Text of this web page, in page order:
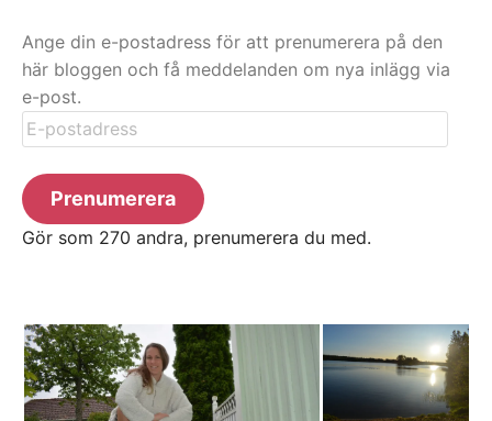
Ange din e-postadress för att prenumerera på den
här bloggen och få meddelanden om nya inlägg via
e-post.
E-
postadress
Prenumerera
Gör som 270 andra, prenumerera du med.